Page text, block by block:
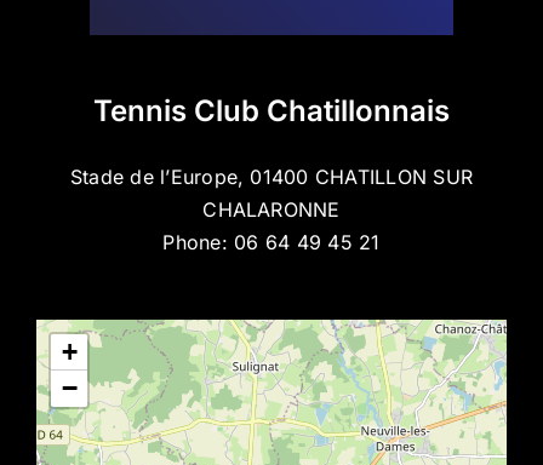
Tennis Club Chatillonnais
Stade de l’Europe, 01400 CHATILLON SUR
CHALARONNE
Phone: 06 64 49 45 21
+
−